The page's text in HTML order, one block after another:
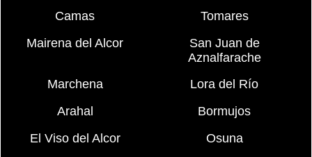
Camas
Tomares
Mairena del Alcor
San Juan de
Aznalfarache
Marchena
Lora del Río
Arahal
Bormujos
El Viso del Alcor
Osuna